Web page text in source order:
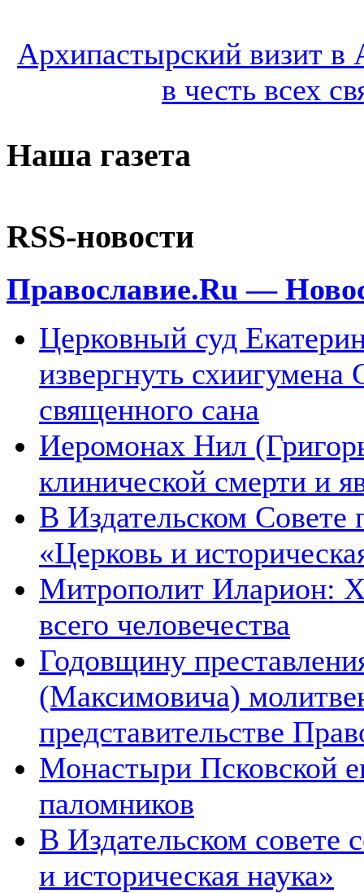
Архипастырский визит в
в честь всех
Наша газета
RSS-новости
Православие.Ru —
Церковный суд
извергнуть схиигумена
священного сана
Иеромонах Нил
клинической смерти и
В Издательском Совете
«Церковь и
Митрополит Иларион:
всего человечества
Годовщину
(Максимовича)
представительстве
Монастыри Псковской
паломников
В Издательском совете
и историческая наука»